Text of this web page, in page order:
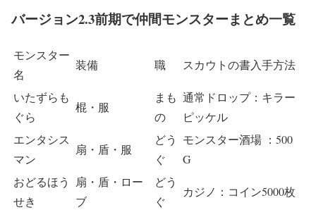
バージョン2.3前期で仲間モンスターまとめ一覧
モンスター
名
装備 職 スカウトの書入手方法
いたずらも
ぐら
棍・服
まも
の
通常ドロップ：キラー
ピッケル
エンタシス
マン
扇・盾・服
どう
ぐ
モンスター酒場 ：500
G
おどるほう
せき
扇・盾・ロー
ブ
どう
ぐ
カジノ：コイン5000枚